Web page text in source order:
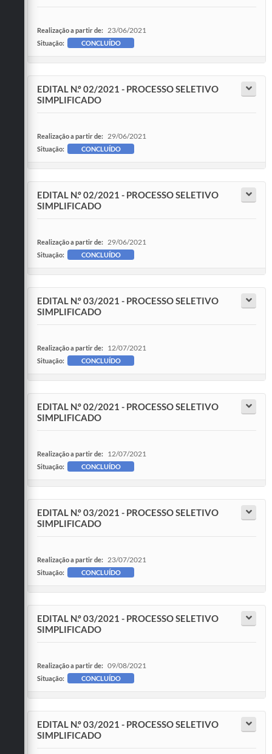
Realização a partir de: 23/06/2021
Situação: CONCLUÍDO
EDITAL N.º 02/2021 - PROCESSO SELETIVO
SIMPLIFICADO
Realização a partir de: 29/06/2021
Situação: CONCLUÍDO
EDITAL N.º 02/2021 - PROCESSO SELETIVO
SIMPLIFICADO
Realização a partir de: 29/06/2021
Situação: CONCLUÍDO
EDITAL N.º 03/2021 - PROCESSO SELETIVO
SIMPLIFICADO
Realização a partir de: 12/07/2021
Situação: CONCLUÍDO
EDITAL N.º 02/2021 - PROCESSO SELETIVO
SIMPLIFICADO
Realização a partir de: 12/07/2021
Situação: CONCLUÍDO
EDITAL N.º 03/2021 - PROCESSO SELETIVO
SIMPLIFICADO
Realização a partir de: 23/07/2021
Situação: CONCLUÍDO
EDITAL N.º 03/2021 - PROCESSO SELETIVO
SIMPLIFICADO
Realização a partir de: 09/08/2021
Situação: CONCLUÍDO
EDITAL N.º 03/2021 - PROCESSO SELETIVO
SIMPLIFICADO